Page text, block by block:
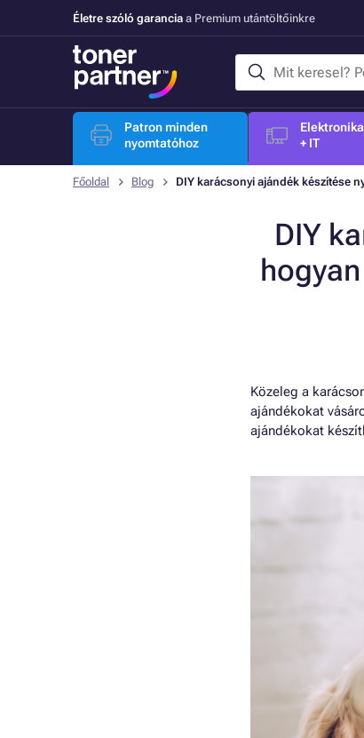
Életre szóló garancia a Premium utántöltőinkre
Patron minden
nyomtatóhoz
Elektronika
+ IT
Főoldal Blog DIY karácsonyi ajándék készítése
DIY
Közeleg a
ajándékokat
ajándékokat